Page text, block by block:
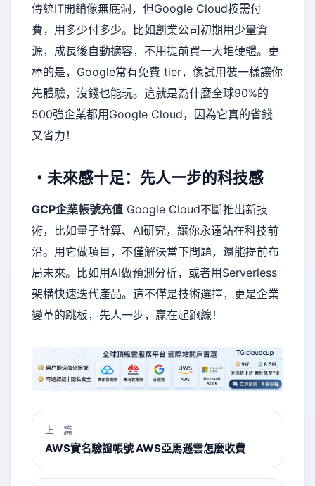
傳統IT開銷像無底洞，但Google Cloud按需付
費，用多少付多少。比如創業公司初期用少量資
源，成長後自動擴容，不用提前買一大堆硬體。更
棒的是，Google常有免費 tier，像試用裝一樣讓你
先體驗，沒錢也能玩。這就是為什麼全球90%的
500強企業都用Google Cloud，因為它真的省錢
又省力！
・未來感十足：先人一步的科技感
GCP企業帳號充值 Google Cloud不斷推出新技
術，比如量子計算、AI研究，讓你永遠站在科技前
沿。用它做項目，不僅解決當下問題，還能提前布
局未來。比如用AI做預測分析，或者用Serverless
架構快速迭代產品。這不僅是技術選擇，更是企業
變革的跳板，先人一步，贏在起跑線！
上一篇
AWS實名驗證帳號 AWS亞馬遜雲怎麼收費